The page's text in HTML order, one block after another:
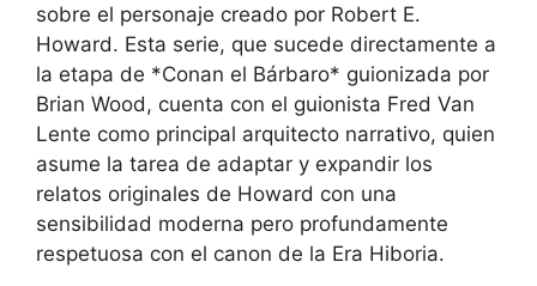
sobre el personaje creado por Robert E.
Howard. Esta serie, que sucede directamente a
la etapa de *Conan el Bárbaro* guionizada por
Brian Wood, cuenta con el guionista Fred Van
Lente como principal arquitecto narrativo, quien
asume la tarea de adaptar y expandir los
relatos originales de Howard con una
sensibilidad moderna pero profundamente
respetuosa con el canon de la Era Hiboria.